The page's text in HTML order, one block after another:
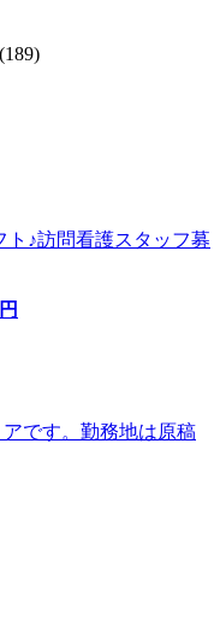
ト♪訪問看護スタッフ募
円
です。勤務地は原稿